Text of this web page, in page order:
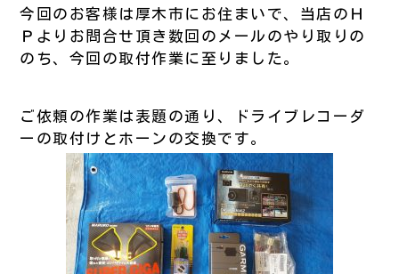
今回のお客様は厚木市にお住まいで、当店のＨ
Ｐよりお問合せ頂き数回のメールのやり取りの
のち、今回の取付作業に至りました。
ご依頼の作業は表題の通り、ドライブレコーダ
ーの取付けとホーンの交換です。